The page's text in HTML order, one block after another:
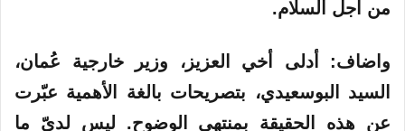
من أجل السلام.
واضاف: أدلى أخي العزيز، وزير خارجية عُمان،
السيد البوسعيدي، بتصريحات بالغة الأهمية عبّرت
عن هذه الحقيقة بمنتهى الوضوح. ليس لديّ ما